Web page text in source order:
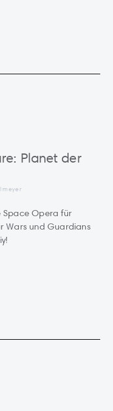
Planet der
Opera für
Wars und Guardians